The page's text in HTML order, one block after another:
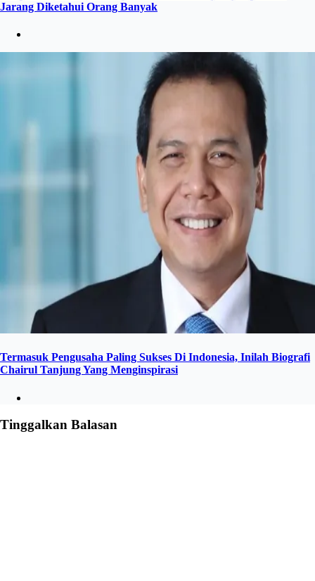
Jarang Diketahui Orang Banyak
Termasuk Pengusaha Paling Sukses Di Indonesia, Inilah Biografi
Chairul Tanjung Yang Menginspirasi
Tinggalkan Balasan